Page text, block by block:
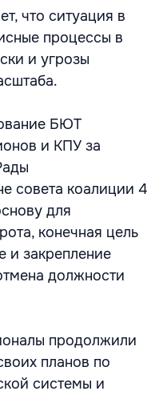
что ситуация в
процессы в
и угрозы
БЮТ
и КПУ за
совета коалиции 4
для
конечная цель
и закрепление
должности
продолжили
планов по
системы и